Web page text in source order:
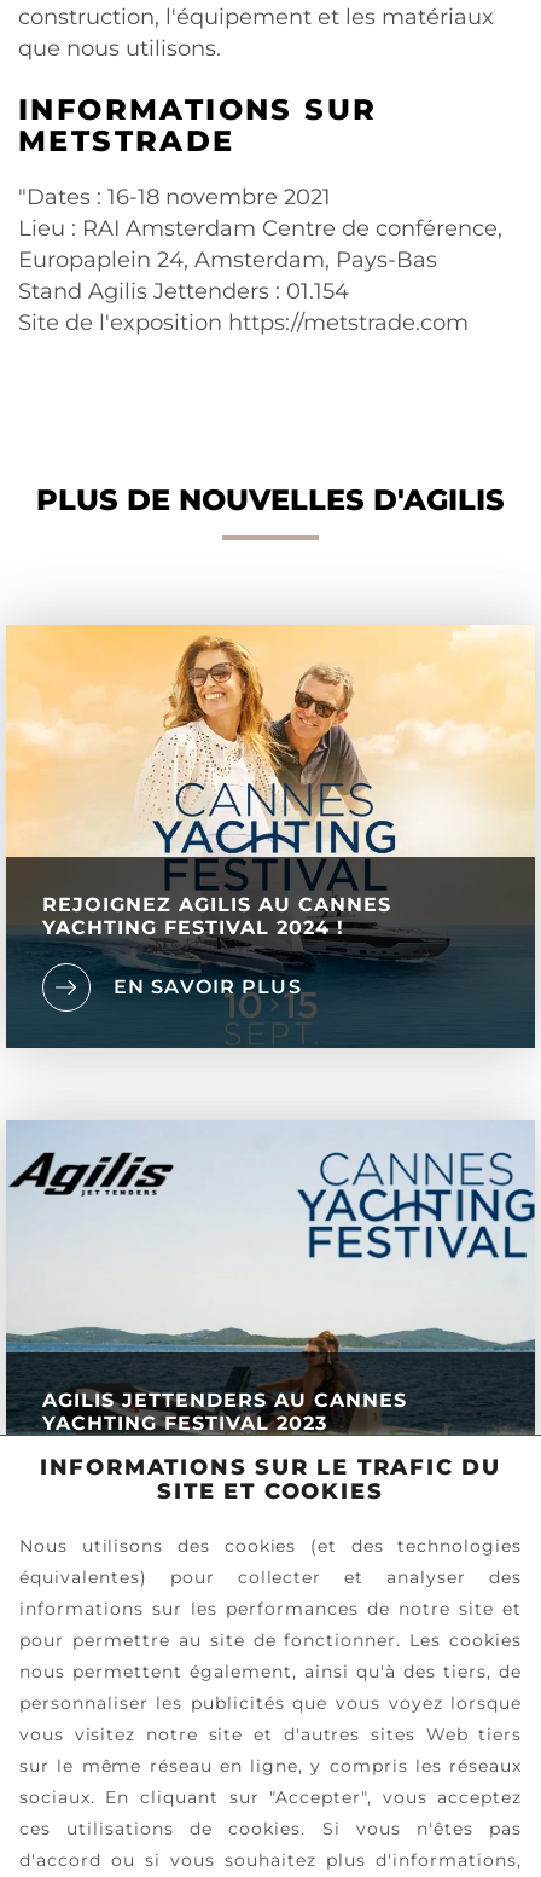
construction, l'équipement et les matériaux
que nous utilisons.
INFORMATIONS SUR
METSTRADE
"Dates : 16-18 novembre 2021
Lieu : RAI Amsterdam Centre de conférence,
Europaplein 24, Amsterdam, Pays-Bas
Stand Agilis Jettenders : 01.154
Site de l'exposition https://metstrade.com
PLUS DE NOUVELLES D'AGILIS
REJOIGNEZ AGILIS AU CANNES
YACHTING FESTIVAL 2024 !
EN SAVOIR PLUS
AGILIS JETTENDERS AU CANNES
YACHTING FESTIVAL 2023
EN SAVOIR PLUS
INFORMATIONS SUR LE TRAFIC DU
SITE ET COOKIES
Nous utilisons des cookies (et des technologies
équivalentes) pour collecter et analyser des
informations sur les performances de notre site et
pour permettre au site de fonctionner. Les cookies
nous permettent également, ainsi qu'à des tiers, de
personnaliser les publicités que vous voyez lorsque
vous visitez notre site et d'autres sites Web tiers
sur le même réseau en ligne, y compris les réseaux
sociaux. En cliquant sur "Accepter", vous acceptez
ces utilisations de cookies. Si vous n'êtes pas
d'accord ou si vous souhaitez plus d'informations,